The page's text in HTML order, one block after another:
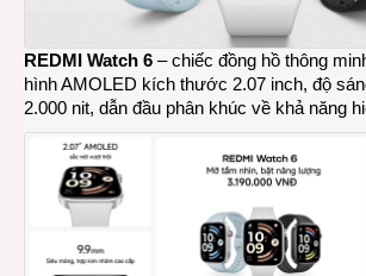
REDMI Watch 6 – chiếc đồng hồ thông
hình AMOLED kích thước 2.07 inch, độ
2.000 nit, dẫn đầu phân khúc về khả năng